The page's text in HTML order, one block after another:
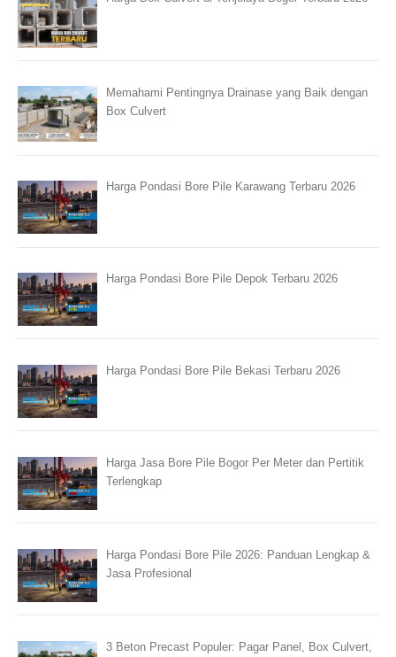
Memahami Pentingnya Drainase yang Baik dengan
Box Culvert
Harga Pondasi Bore Pile Karawang Terbaru 2026
Harga Pondasi Bore Pile Depok Terbaru 2026
Harga Pondasi Bore Pile Bekasi Terbaru 2026
Harga Jasa Bore Pile Bogor Per Meter dan Pertitik
Terlengkap
Harga Pondasi Bore Pile 2026: Panduan Lengkap &
Jasa Profesional
3 Beton Precast Populer: Pagar Panel, Box Culvert,